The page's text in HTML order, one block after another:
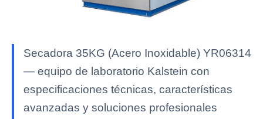
Secadora 35KG (Acero Inoxidable) YR06314
— equipo de laboratorio Kalstein con
especificaciones técnicas, características
avanzadas y soluciones profesionales